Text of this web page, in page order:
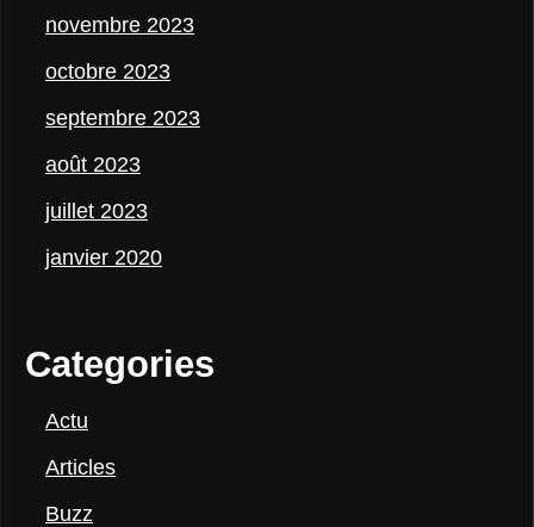
novembre 2023
octobre 2023
septembre 2023
août 2023
juillet 2023
janvier 2020
Categories
Actu
Articles
Buzz